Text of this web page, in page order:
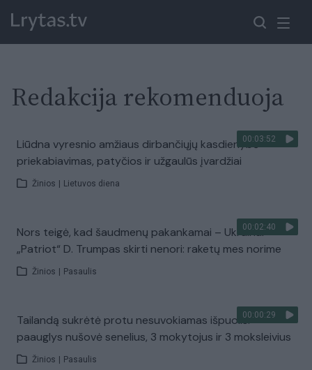
Redakcija rekomenduoja
00:03:52
Liūdna vyresnio amžiaus dirbančiųjų kasdienybė –
priekabiavimas, patyčios ir užgaulūs įvardžiai
Žinios Lietuvos diena
00:02:40
Nors teigė, kad šaudmenų pakankamai – Ukrainai
„Patriot“ D. Trumpas skirti nenori: raketų mes norime
Žinios Pasaulis
00:00:29
Tailandą sukrėtė protu nesuvokiamas išpuolis:
paauglys nušovė senelius, 3 mokytojus ir 3 moksleivius
Žinios Pasaulis